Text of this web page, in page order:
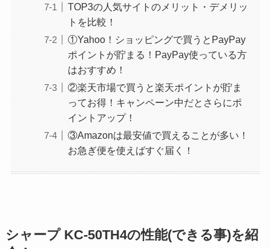
TOP3の人気サイトのメリット・デメリッ
トを比較！
①Yahoo！ショッピングで買うとPayPay
ポイントが貯まる！PayPay使っている方
はおすすめ！
②楽天市場で買うと楽天ポイントが貯ま
ってお得！キャンペーン中だとさらにポ
イントアップ！
③Amazonは最安値で買えることが多い！
お急ぎ便を使えばすぐ届く！
シャープ KC-50TH4の性能(できる事)を紹